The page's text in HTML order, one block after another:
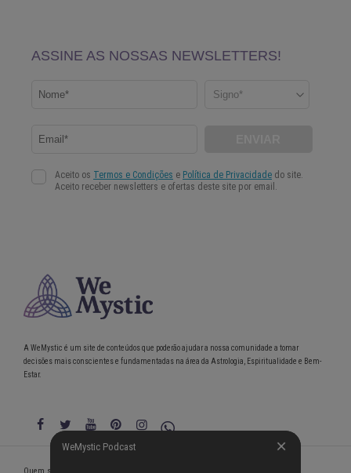
WeMystic Podcast
A WeMystic é um site de conteúdos que poderão ajudar a nossa comunidade a tomar
decisões mais conscientes e fundamentadas na área da Astrologia, Espiritualidade e Bem-
Estar.
WeMystic Podcast